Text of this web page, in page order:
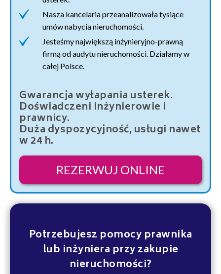
Nasza kancelaria przeanalizowała tysiące
umów nabycia nieruchomości.
Jesteśmy największą inżynieryjno-prawną
firmą od audytu nieruchomości. Działamy w
całej Polsce.
Gwarancja wyłapania usterek.
Doświadczeni inżynierowie i
prawnicy.
Duża dyspozycyjność, usługi nawet
w 24 h.
REZERWUJ ONLINE
Potrzebujesz pomocy prawnika
lub inżyniera przy zakupie
nieruchomości?